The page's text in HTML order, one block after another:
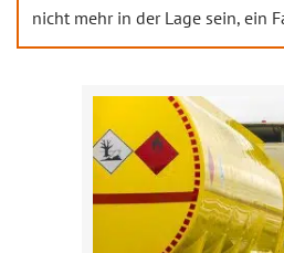
nicht mehr in der Lage sein, ein